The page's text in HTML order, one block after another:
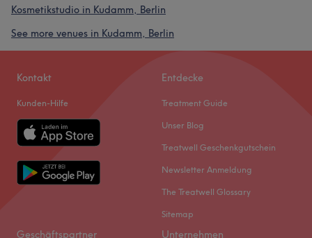
Kosmetikstudio in Kudamm, Berlin
See more venues in Kudamm, Berlin
Kontakt
Kunden-Hilfe
Entdecke
Treatment Guide
Unser Blog
Treatwell Geschenkgutschein
Newsletter Anmeldung
The Treatwell Glossary
Sitemap
Geschäftspartner Unternehmen